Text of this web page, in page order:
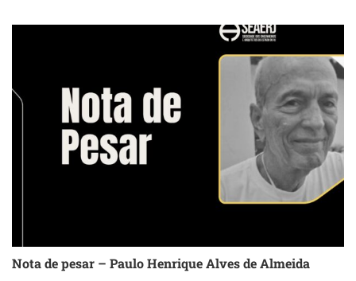
Nota de pesar – Paulo Henrique Alves de Almeida